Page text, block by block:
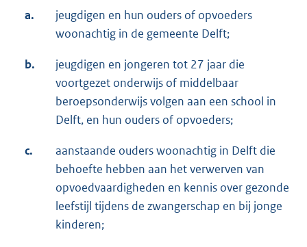
a.
jeugdigen en hun ouders of opvoeders
woonachtig in de gemeente Delft;
b.
jeugdigen en jongeren tot 27 jaar die
voortgezet onderwijs of middelbaar
beroepsonderwijs volgen aan een school in
Delft, en hun ouders of opvoeders;
c.
aanstaande ouders woonachtig in Delft die
behoefte hebben aan het verwerven van
opvoedvaardigheden en kennis over gezonde
leefstijl tijdens de zwangerschap en bij jonge
kinderen;